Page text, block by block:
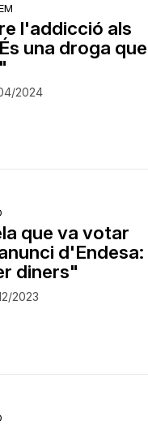
l'addicció als
una droga que
2024
que va votar
d'Endesa:
diners"
2023